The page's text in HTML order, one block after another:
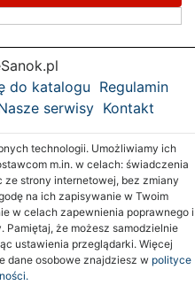
do katalogu Regulamin
serwisy Kontakt
technologii. Umożliwiamy ich
m.in. w celach: świadczenia
ze strony internetowej, bez zmiany
na ich zapisywanie w Twoim
w celach zapewnienia poprawnego i
że możesz samodzielnie
ustawienia przeglądarki. Więcej
dane osobowe znajdziesz w polityce